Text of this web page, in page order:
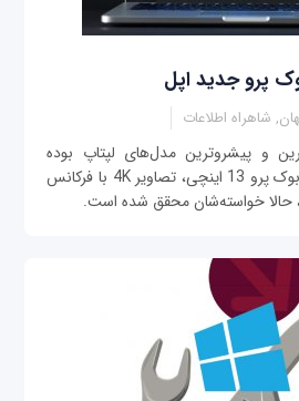
شاهراه اطلاعات
و پیشرو‌ترین‌ مدل‌های لپتاپ بوده
است. کاربرانی که از مک‌بوک پرو 13 اینچی، تصاویر 4K با فرکانس